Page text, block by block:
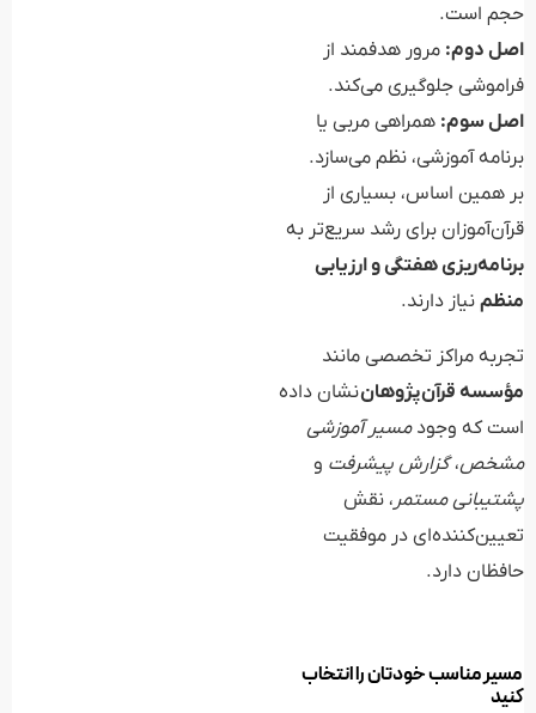
حجم است.
اصل دوم: مرور هدفمند از
فراموشی جلوگیری می‌کند.
اصل سوم: همراهی مربی یا
برنامه آموزشی، نظم می‌سازد.
بر همین اساس، بسیاری از
قرآن‌آموزان برای رشد سریع‌تر به
برنامه‌ریزی هفتگی و ارزیابی
منظم نیاز دارند.
تجربه مراکز تخصصی مانند
مؤسسه قرآن‌پژوهاننشان داده
است که وجودمسیر آموزشی
مشخص،گزارش پیشرفت و
پشتیبانی مستمر ، نقش
تعیین‌کننده‌ای در موفقیت
حافظان دارد.
مسیر مناسب خودتان را انتخاب
کنید